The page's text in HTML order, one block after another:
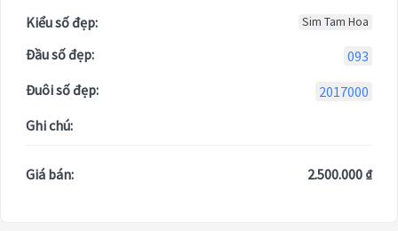
Kiểu số đẹp: Sim Tam Hoa
Đầu số đẹp:
093
Đuôi số đẹp:
2017000
Ghi chú:
Giá bán: 2.500.000 ₫